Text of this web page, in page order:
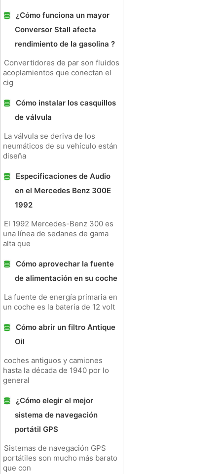
¿Cómo funciona un mayor
Conversor Stall afecta
rendimiento de la gasolina ?
Convertidores de par son fluidos
acoplamientos que conectan el
cig
Cómo instalar los casquillos
de válvula
La válvula se deriva de los
neumáticos de su vehículo están
diseña
Especificaciones de Audio
en el Mercedes Benz 300E
1992
El 1992 Mercedes-Benz 300 es
una línea de sedanes de gama
alta que
Cómo aprovechar la fuente
de alimentación en su coche
La fuente de energía primaria en
un coche es la batería de 12 volt
Cómo abrir un filtro Antique
Oil
coches antiguos y camiones
hasta la década de 1940 por lo
general
¿Cómo elegir el mejor
sistema de navegación
portátil GPS
Sistemas de navegación GPS
portátiles son mucho más barato
que con